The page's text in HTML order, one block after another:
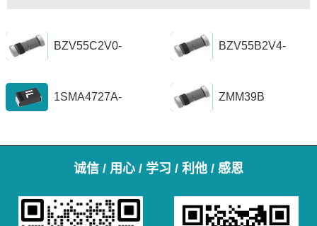
BZV55C2V0- BZV55B2V4-
1SMA4727A-
ZMM39B
诚信 / 用心 / 学习 / 利他 / 感恩